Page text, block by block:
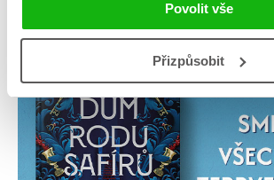
Povolit vše
Přizpůsobit